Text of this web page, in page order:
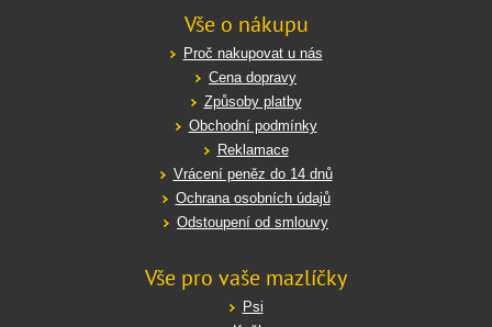
Vše o nákupu
Proč nakupovat u nás
Cena dopravy
Způsoby platby
Obchodní podmínky
Reklamace
Vrácení peněz do 14 dnů
Ochrana osobních údajů
Odstoupení od smlouvy
Vše pro vaše mazlíčky
Psi